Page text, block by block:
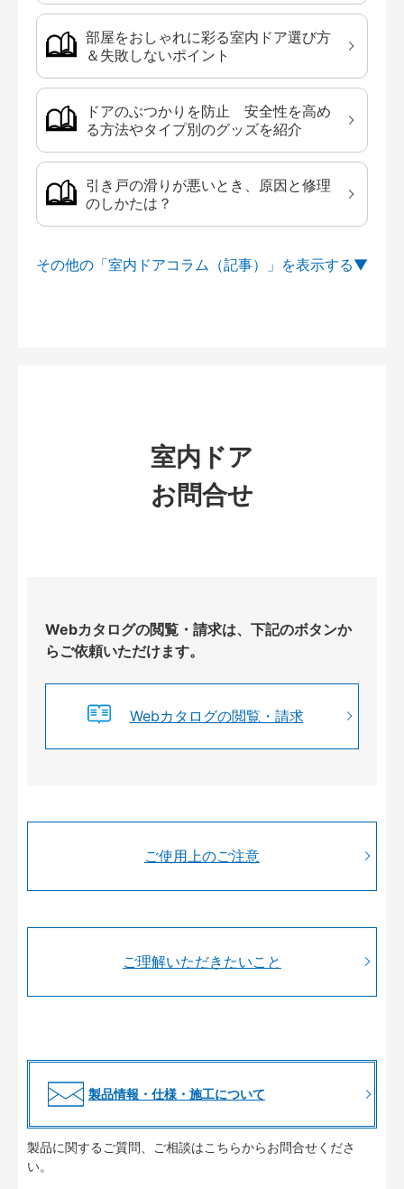
部屋をおしゃれに彩る室内ドア選び方
＆失敗しないポイント
ドアのぶつかりを防止 安全性を高め
る方法やタイプ別のグッズを紹介
引き戸の滑りが悪いとき、原因と修理
のしかたは？
その他の「室内ドアコラム（記事）」を
室内ドア
お問合せ
Webカタログの閲覧・請求は、下記のボタンか
らご依頼いただけます。
Webカタログの閲覧・請求
ご使用上のご注意
ご理解いただきたいこと
製品情報・仕様・施工について
製品に関するご質問、ご相談はこちらからお問合せくださ
い。